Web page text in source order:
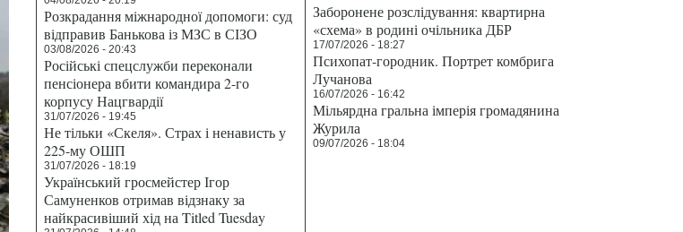
Розкрадання міжнародної допомоги: суд
відправив Банькова із МЗС в СІЗО
03/08/2026 - 20:43
Російські спецслужби переконали
пенсіонера вбити командира 2-го
корпусу Нацгвардії
31/07/2026 - 19:45
Не тільки «Скеля». Страх і ненависть у
225-му ОШП
31/07/2026 - 18:19
Український гросмейстер Ігор
Самуненков отримав відзнаку за
найкрасивіший хід на Titled Tuesday
Заборонене розслідування: квартирна
«схема» в родині очільника ДБР
17/07/2026 - 18:27
Психопат-городник. Портрет комбрига
Лучанова
16/07/2026 - 16:42
Мільярдна гральна імперія громадянина
Журила
09/07/2026 - 18:04